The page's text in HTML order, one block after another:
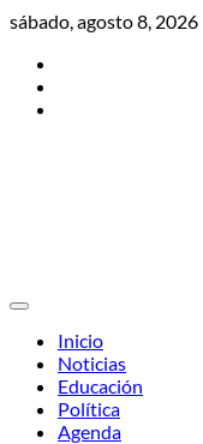
Skip
content
sábado, agosto 8, 2026
Inicio
Noticias
Educación
Política
Agenda